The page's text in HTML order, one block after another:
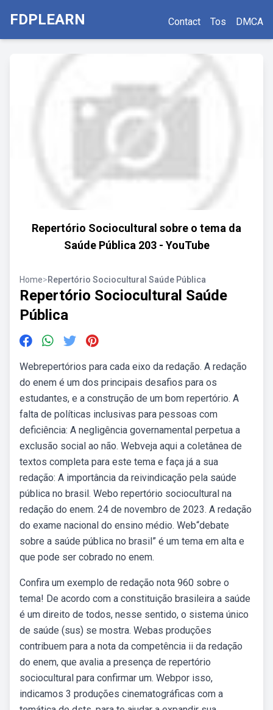
FDPLEARN Contact Tos DMCA
Repertório Sociocultural sobre o tema da
Saúde Pública 203 - YouTube
Home>Repertório Sociocultural Saúde Pública
Repertório Sociocultural Saúde
Pública
Webrepertórios para cada eixo da redação. A redação
do enem é um dos principais desafios para os
estudantes, e a construção de um bom repertório. A
falta de políticas inclusivas para pessoas com
deficiência: A negligência governamental perpetua a
exclusão social ao não. Webveja aqui a coletânea de
textos completa para este tema e faça já a sua
redação: A importância da reivindicação pela saúde
pública no brasil. Webo repertório sociocultural na
redação do enem. 24 de novembro de 2023. A redação
do exame nacional do ensino médio. Web“debate
sobre a saúde pública no brasil” é um tema em alta e
que pode ser cobrado no enem.
Confira um exemplo de redação nota 960 sobre o
tema! De acordo com a constituição brasileira a saúde
é um direito de todos, nesse sentido, o sistema único
de saúde (sus) se mostra. Webas produções
contribuem para a nota da competência ii da redação
do enem, que avalia a presença de repertório
sociocultural para confirmar um. Webpor isso,
indicamos 3 produções cinematográficas com a